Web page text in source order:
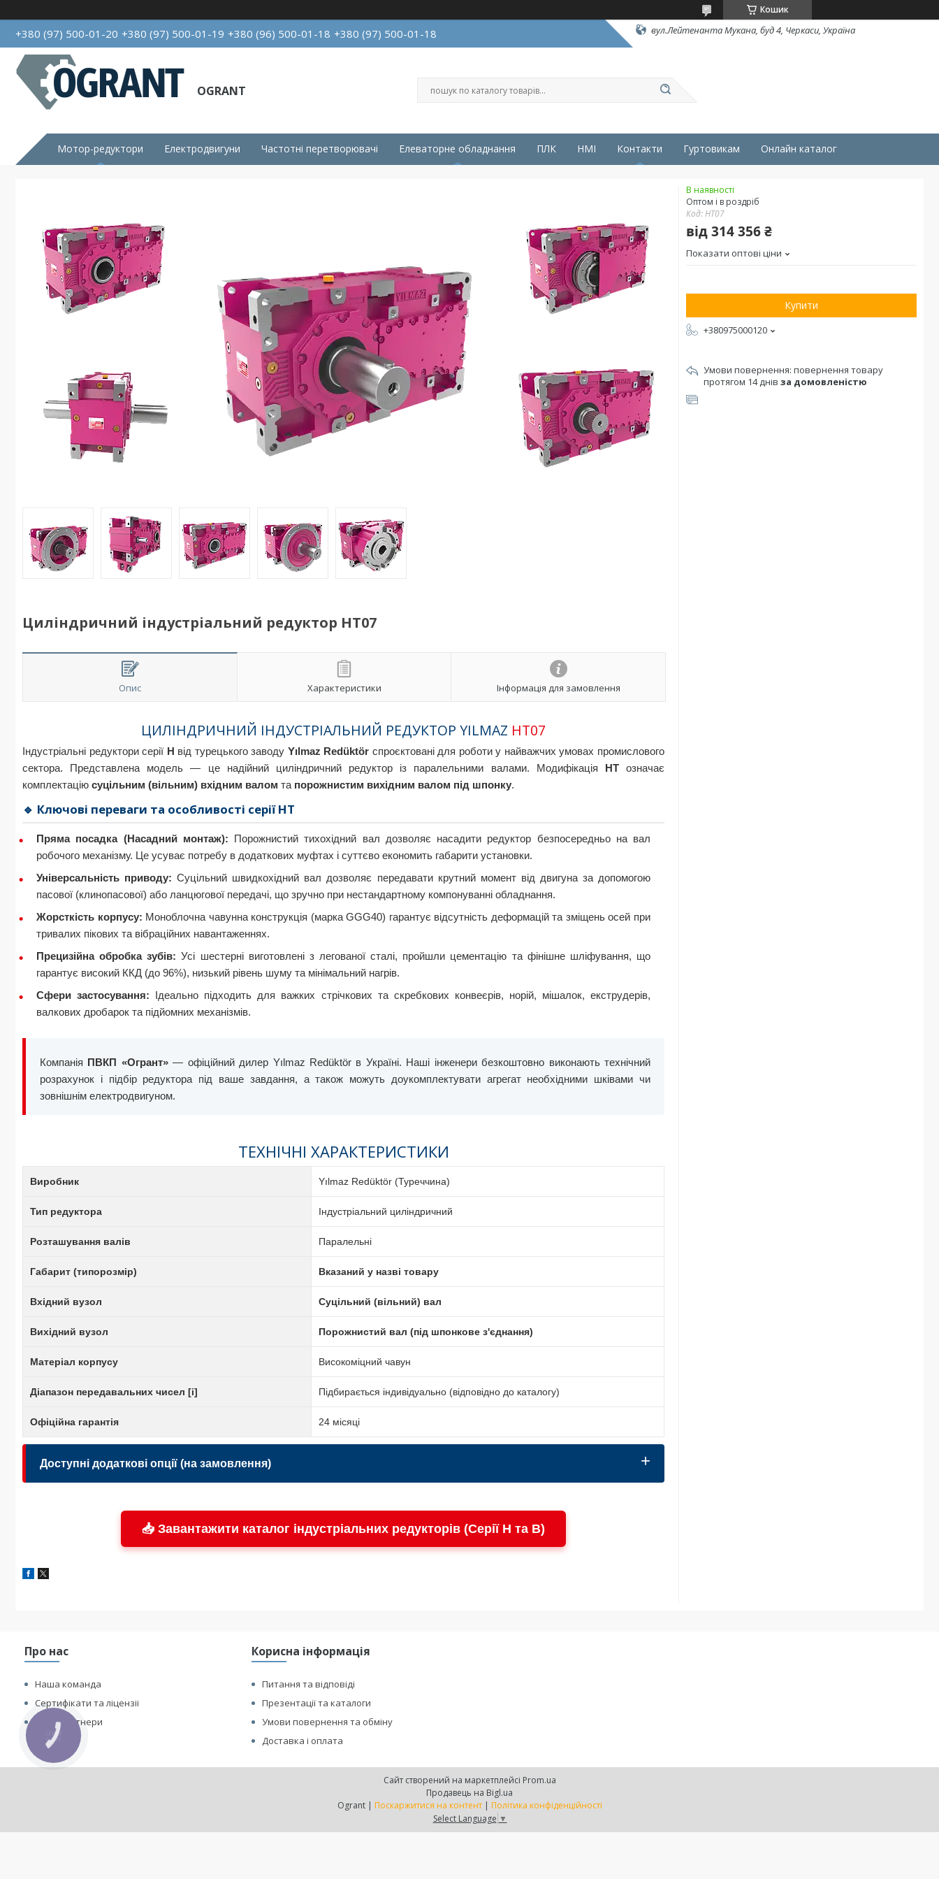
Кошик
+380 (97) 500-01-20 +380 (97) 500-01-19 +380 (96) 500-01-18 +380 (97) 500-01-18 вул.Лейтенанта Мукана, буд 4, Черкаси, Україна
OGRANT
Мотор-редуктори Електродвигуни Частотні перетворювачі Елеваторне обладнання ПЛК HMI Контакти Гуртовикам Онлайн каталог
Циліндричний індустріальний редуктор HT07
Опис Характеристики Інформація для замовлення
ЦИЛІНДРИЧНИЙ ІНДУСТРІАЛЬНИЙ РЕДУКТОР YILMAZ HT07
Індустріальні редуктори серії H від турецького заводу Yılmaz Redüktör спроєктовані для роботи у найважчих умовах промислового
сектора. Представлена модель — це надійний циліндричний редуктор із паралельними валами. Модифікація HTозначає
комплектацію суцільним (вільним) вхідним валом та порожнистим вихідним валом під шпонку.
🔹 Ключові переваги та особливості серії HT
Пряма посадка (Насадний монтаж): Порожнистий тихохідний вал дозволяє насадити редуктор безпосередньо на вал
робочого механізму. Це усуває потребу в додаткових муфтах і суттєво економить габарити установки.
Універсальність приводу: Суцільний швидкохідний вал дозволяє передавати крутний момент від двигуна за допомогою
пасової (клинопасової) або ланцюгової передачі, що зручно при нестандартному компонуванні обладнання.
Жорсткість корпусу: Моноблочна чавунна конструкція (марка GGG40) гарантує відсутність деформацій та зміщень осей при
тривалих пікових та вібраційних навантаженнях.
Прецизійна обробка зубів: Усі шестерні виготовлені з легованої сталі, пройшли цементацію та фінішне шліфування, що
гарантує високий ККД (до 96%), низький рівень шуму та мінімальний нагрів.
Сфери застосування: Ідеально підходить для важких стрічкових та скребкових конвеєрів, норій, мішалок, екструдерів,
валкових дробарок та підйомних механізмів.
Компанія ПВКП «Огрант»— офіційний дилер Yılmaz Redüktör в Україні. Наші інженери безкоштовно виконають технічний
розрахунок і підбір редуктора під ваше завдання, а також можуть доукомплектувати агрегат необхідними шківами чи
зовнішнім електродвигуном.
ТЕХНІЧНІ ХАРАКТЕРИСТИКИ
Виробник Yılmaz Redüktör (Туреччина)
Тип редуктора Індустріальний циліндричний
Розташування валів Паралельні
Габарит (типорозмір) Вказаний у назві товару
Вхідний вузол Суцільний (вільний) вал
Вихідний вузол Порожнистий вал (під шпонкове з'єднання)
Матеріал корпусу Високоміцний чавун
Діапазон передавальних чисел [i] Підбирається індивідуально (відповідно до каталогу)
Офіційна гарантія 24 місяці
Доступні додаткові опції (на замовлення)
Екструдерне виконання:📥 Завантажити каталог індустріальних редукторів (Серії H та B)
В наявності
Оптом і в роздріб
Код:HT07
від314 356 ₴
Показати оптові ціни
Купити
+380975000120
повернення товару
протягом 14 днів за домовленістю
Про нас
Наша команда
Сертифікати та ліцензіі
Наші партнери
Корисна інформація
Питання та відповіді
Презентації та каталоги
Умови повернення та обміну
Доставка і оплата
Сайт створений на маркетплейсі Prom.ua
Продавець на Bigl.ua
Ogrant | Поскаржитися на контент | Політика конфіденційності
Select Language ▼
КНОПКА
ЗВ'ЯЗКУ